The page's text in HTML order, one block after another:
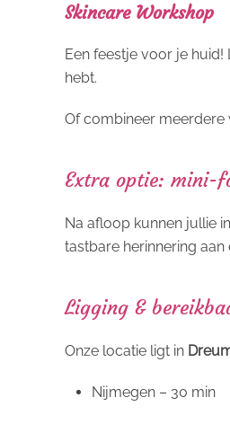
Skincare Workshop
Een feestje voor je
hebt.
Of combineer
Extra optie: mini-
Na afloop kunnen jullie
tastbare herinnering
Ligging &
Onze locatie ligt in
Nijmegen – 30 min